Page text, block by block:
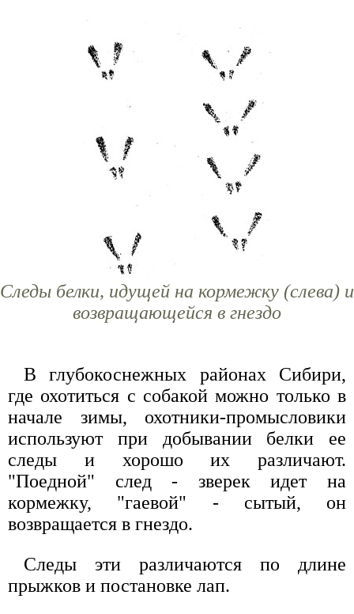
Следы белки, идущей на кормежку (слева) и
возвращающейся в гнездо
В глубокоснежных районах Сибири,
где охотиться с собакой можно только в
начале зимы, охотники-промысловики
используют при добывании белки ее
следы и хорошо их различают.
"Поедной" след - зверек идет на
кормежку, "гаевой" - сытый, он
возвращается в гнездо.
Следы эти различаются по длине
прыжков и постановке лап.